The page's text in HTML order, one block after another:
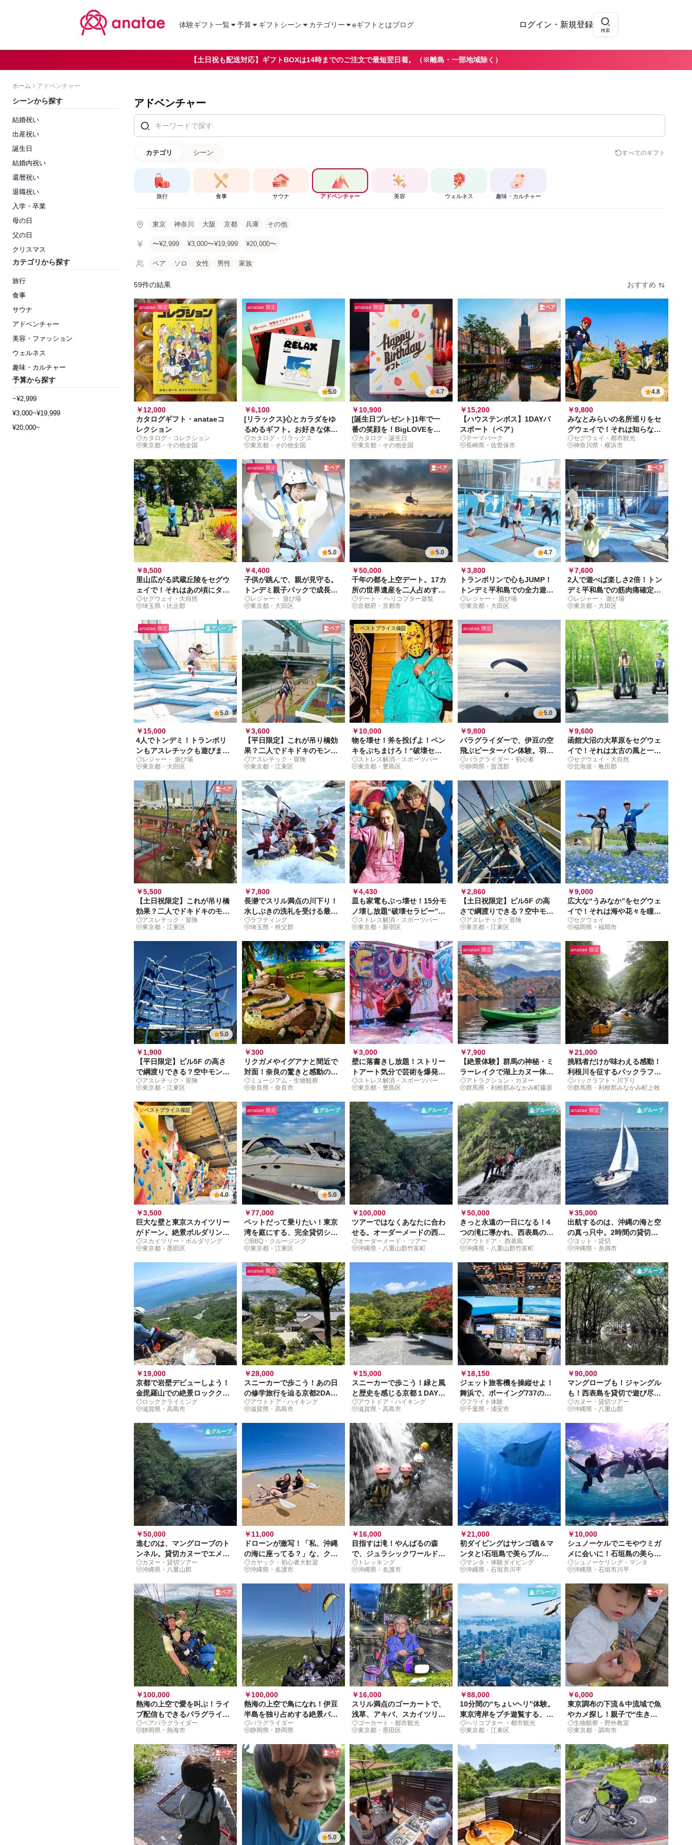
体験ギフト一覧 予算 ギフトシーン カテゴリー eギフトとはブログ ログイン・新規登録
検索
【土日祝も配送対応】ギフトBOXは14時までのご注文で最短翌日着。（※離島・一部地域除く）
ホーム アドベンチャー
シーンから探す
結婚祝い
出産祝い
誕生日
結婚内祝い
還暦祝い
退職祝い
入学・卒業
母の日
父の日
クリスマス
カテゴリから探す
旅行
食事
サウナ
アドベンチャー
美容・ファッション
ウェルネス
趣味・カルチャー
予算から探す
~¥2,999
¥3,000~¥19,999
¥20,000~
アドベンチャー
カテゴリ シーン すべてのギフト
旅行 食事 サウナ アドベンチャー 美容 ウェルネス 趣味・カルチャー
東京 神奈川 大阪 京都 兵庫 その他
〜¥2,999 ¥3,000〜¥19,999 ¥20,000〜
ペア ソロ 女性 男性 家族
59件の結果 おすすめ
anatae 限定
￥12,000
カタログギフト・anataeコ
レクション
カタログ・コレクション
東京都・その他全国
anatae 限定
5.0
￥6,100
[リラックス]心とカラダをゆ
るめるギフト。お好きな体験
を選んで！
カタログ・リラックス
東京都・その他全国
anatae 限定
4.7
￥10,900
[誕生日プレゼント]1年で一
番の笑顔を！BigLOVEを贈
るカタログギフト
カタログ・誕生日
東京都・その他全国
ペア
￥15,200
【ハウステンボス】1DAYパ
スポート（ペア）
テーマパーク
長崎県・佐世保市
4.8
￥9,800
みなとみらいの名所巡りをセ
グウェイで！それは知らない
横浜に出会う休日
セグウェイ・都市観光
神奈川県・横浜市
￥8,500
里山広がる武蔵丘陵をセグウ
ェイで！それはあの頃にタイ
ムスリップする休日
セグウェイ・大自然
埼玉県・比企郡
anatae 限定 ペア
5.0
￥4,400
子供が跳んで、親が見守る。
トンデミ親子パックで成長の
1日！
レジャー・ 遊び場
東京都・大田区
ペア
5.0
￥50,000
千年の都を上空デート。17カ
所の世界遺産を二人占めする
20分
デート・ ヘリコプター遊覧
京都府・京都市
4.7
￥3,800
トランポリンで心もJUMP！
トンデミ平和島での全力遊び
体験を贈ろう
レジャー・ 遊び場
東京都・大田区
ペア
￥7,600
2人で遊べば楽しさ2倍！トン
デミ平和島での筋肉痛確定デ
ートレジャー・ 遊び場
東京都・大田区
anatae 限定 グループ
5.0
￥15,000
4人でトンデミ！トランポリ
ンもアスレチックも遊びまく
りの2時間へ
レジャー・ 遊び場
東京都・大田区
ペア
￥3,600
【平日限定】これが吊り橋効
果？二人でドキドキのモンス
タージャングル体験
アスレチック・冒険
東京都・江東区
ベストプライス保証
￥10,000
物を壊せ！斧を投げよ！ペン
キをぶちまけろ！“破壊セラ
ピー”で異次元の自分解放120
分
ストレス解消・スポーツバー
東京都・豊島区
anatae 限定
5.0
￥9,800
パラグライダーで、伊豆の空
飛ぶピーターパン体験。羽を
休める温泉付き
パラグライダー・初心者
静岡県・賀茂郡
￥9,600
函館大沼の大草原をセグウェ
イで！それは太古の風と一体
化する休日
セグウェイ・大自然
北海道・亀田郡
ペア
￥5,500
【土日祝限定】これが吊り橋
効果？二人でドキドキのモン
スタージャングル体験
アスレチック・冒険
東京都・江東区
￥7,800
長瀞でスリル満点の川下り！
水しぶきの洗礼を受ける最涼
の非日常
ラフティング
埼玉県・秩父郡
￥4,430
皿も家電もぶっ壊せ！15分モ
ノ壊し放題“破壊セラピー”で
刺激的リフレッシュ
ストレス解消・スポーツバー
東京都・新宿区
￥2,860
【土日祝限定】ビル5F の高
さで綱渡りできる？空中モン
スタージャングルへGO!
アスレチック・冒険
東京都・江東区
￥9,000
広大な“うみなか”をセグウェ
イで！それは海や花々を瞳に
焼き付ける休日
セグウェイ
福岡県・福岡市
5.0
￥1,900
【平日限定】ビル5F の高さ
で綱渡りできる？空中モンス
タージャングルへGO!
アスレチック・冒険
東京都・江東区
￥300
リクガメやイグアナと間近で
対面！奈良の驚きと感動の生
き物ミュージアム体験
ミュージアム・生物観察
奈良県・奈良市
￥3,000
壁に落書きし放題！ストリー
トアート気分で芸術を爆発さ
せる15分
ストレス解消・スポーツバー
東京都・豊島区
anatae 限定
￥7,900
【絶景体験】群馬の神秘・ミ
ラーレイクで湖上カヌー体
験！空と大地が溶け合う鏡の
湖で、非日常の冒険へ
アトラクション・カヌー
群馬県・利根郡みなかみ町藤原
anatae 限定
￥21,000
挑戦者だけが味わえる感動！
利根川を征するパックラフト
冒険—自然と一体になる究極
の爽快体験
パックラフト・川下り
群馬県・利根郡みなかみ町上牧
ベストプライス保証
4.0
￥3,500
巨大な壁と東京スカイツリー
がドーン。絶景ボルダリング
体験を
スカイツリー・ボルダリング
東京都・墨田区
anatae 限定 グループ
5.0
￥77,000
ペットだって乗りたい！東京
湾を庭にする、完全貸切シャ
ンパンクルーズ[グループ体
験]
BBQ・クルージング
東京都・江東区
グループ
￥100,000
ツアーではなくあなたに合わ
せる。オーダーメードの西表
島7時間[グループ体験]
オーダーメード・ ツアー
沖縄県・八重山郡竹富町
グループ
￥50,000
きっと永遠の一日になる！4
つの滝に導かれ、西表島の貸
切大秘境へ[グループ体験]
アウトドア・ 西表島
沖縄県・八重山郡竹富町
anatae 限定 グループ
￥35,000
出航するのは、沖縄の海と空
の真っ只中。2時間の貸切ヨ
ットで紺碧の世界へ
ヨット・貸切
沖縄県・糸満市
￥19,000
京都で岩壁デビューしよう！
金毘羅山での絶景ロッククラ
イミング
ロッククライミング
滋賀県・高島市
anatae 限定
￥28,000
スニーカーで歩こう！あの日
の修学旅行を辿る京都2DAYS
ハイキング
アウトドア・ハイキング
滋賀県・高島市
￥15,000
スニーカーで歩こう！緑と風
と歴史を感じる京都１DAYハ
イキング
アウトドア・ハイキング
滋賀県・高島市
￥18,150
ジェット旅客機を操縦せよ！
舞浜で、ボーイング737の精
鋭パイロットに
フライト体験
千葉県・浦安市
グループ
￥90,000
マングローブも！ジャングル
も！西表島を貸切で遊び尽く
す冒険旅[グループチケット]
カヌー・貸切ツアー
沖縄県・八重山郡
グループ
￥50,000
進むのは、マングローブのト
ンネル。貸切カヌーでエメラ
ルドの世界へ[グループ体験]
カヌー・貸切ツアー
沖縄県・八重山郡
￥11,000
ドローンが激写！「私、沖縄
の海に座ってる？」な、クリ
アカヤック体験
カヤック・初心者大歓迎
沖縄県・名護市
￥16,000
目指すは滝！やんばるの森
で、ジュラシックワールドの
世界に浸る一日
トレッキング
沖縄県・名護市
￥21,000
初ダイビングはサンゴ礁＆マ
ンタと!石垣島で美らブルー
に潜る休日
マンタ・体験ダイビング
沖縄県・石垣市川平
￥10,000
シュノーケルでニモやウミガ
メに会いに！石垣島の美らブ
ルーに漂う休日
シュノーケリング・マンタ
沖縄県・石垣市川平
ペア
￥100,000
熱海の上空で愛を叫ぶ！ライ
ブ配信もできるパラグライダ
ーハネムーン
ペアパラグライダー
静岡県・熱海市
￥100,000
熱海の上空で鳥になれ！伊豆
半島を独り占めする絶景パラ
グライダー
パラグライダー
静岡県・静岡県
￥16,000
スリル満点のゴーカートで、
浅草、アキバ、スカイツリー
を駆け抜けろ！
ゴーカート・都市観光
東京都・墨田区
グループ
￥88,000
10分間の“ちょいヘリ”体験。
東京湾岸をプチ遊覧する、飛
びきりのドッキリを[グルー
プチケット]
ヘリコプター ・都市観光
東京都・江東区
ペア
￥6,000
東京調布の下流＆中流域で魚
やカメ探し！親子で“生き物
探検隊”になる日
生物観察・野外教室
東京都・調布市
ペア ペア
5.0